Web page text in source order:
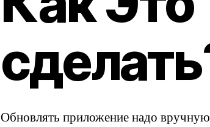
Обновлять приложение надо